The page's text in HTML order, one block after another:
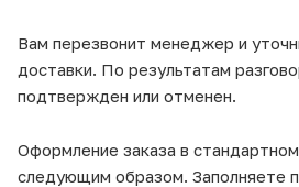
Вам перезвонит менеджер и
доставки. По результатам
подтвержден или отменен.
Оформление заказа в
следующим образом. Заполняете